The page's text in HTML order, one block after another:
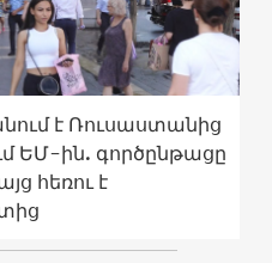
է Ռուսաստանից
ԵՄ-ին. գործընթացը
հեռու է